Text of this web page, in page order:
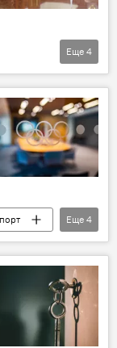
Еще 4
Еще 4